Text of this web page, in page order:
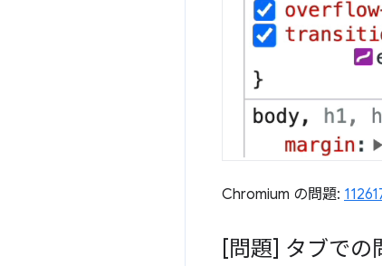
Chromium の問題:
[問題] タブでの